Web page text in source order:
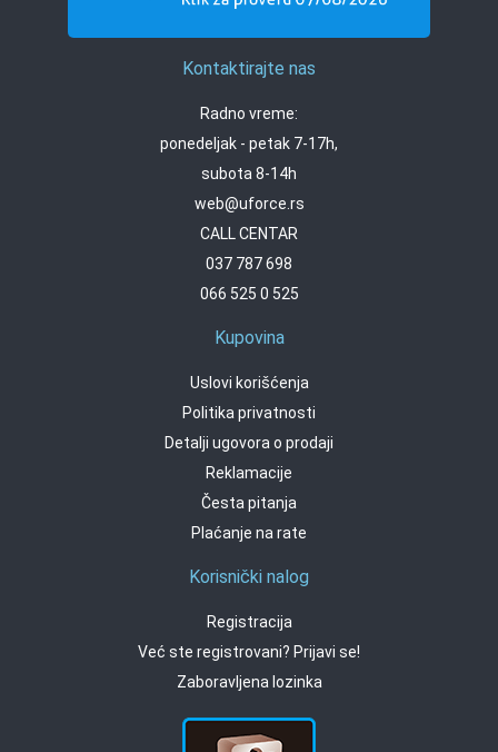
Kontaktirajte nas
Radno vreme:
ponedeljak - petak 7-17h,
subota 8-14h
web@uforce.rs
CALL CENTAR
037 787 698
066 525 0 525
Kupovina
Uslovi korišćenja
Politika privatnosti
Detalji ugovora o prodaji
Reklamacije
Česta pitanja
Plaćanje na rate
Korisnički nalog
Registracija
Već ste registrovani? Prijavi se!
Zaboravljena lozinka